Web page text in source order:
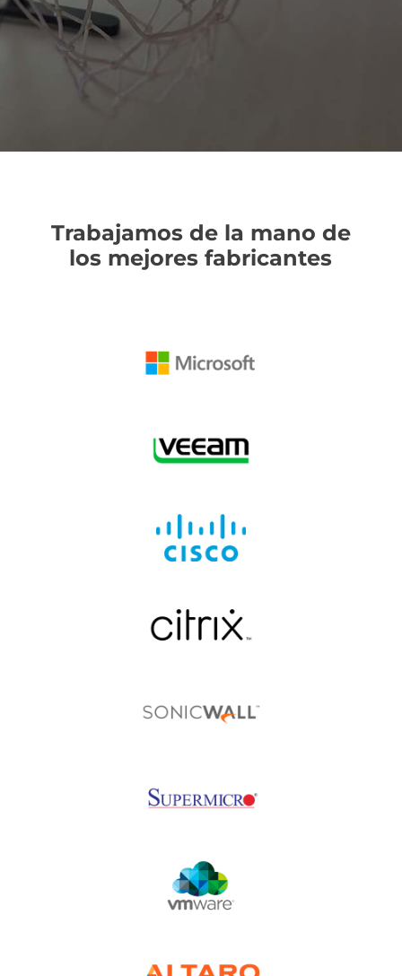
Trabajamos de la mano de
los mejores fabricantes